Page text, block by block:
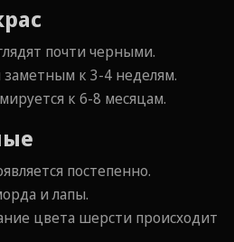
почти черными.
заметным к 3-4 неделям.
к 6-8 месяцам.
постепенно.
и лапы.
цвета шерсти происходит